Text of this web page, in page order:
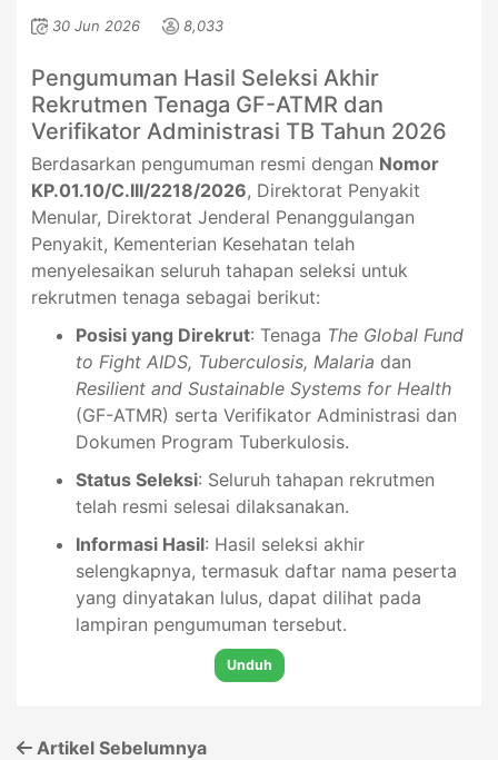
30 Jun 2026 8,033
Pengumuman Hasil Seleksi Akhir
Rekrutmen Tenaga GF-ATMR dan
Verifikator Administrasi TB Tahun 2026
Berdasarkan pengumuman resmi dengan Nomor
KP.01.10/C.III/2218/2026, Direktorat Penyakit
Menular, Direktorat Jenderal Penanggulangan
Penyakit, Kementerian Kesehatan telah
menyelesaikan seluruh tahapan seleksi untuk
rekrutmen tenaga sebagai berikut:
Posisi yang Direkrut: Tenaga The Global Fund
to Fight AIDS, Tuberculosis, Malaria dan
Resilient and Sustainable Systems for Health
(GF-ATMR) serta Verifikator Administrasi dan
Dokumen Program Tuberkulosis.
Status Seleksi: Seluruh tahapan rekrutmen
telah resmi selesai dilaksanakan.
Informasi Hasil: Hasil seleksi akhir
selengkapnya, termasuk daftar nama peserta
yang dinyatakan lulus, dapat dilihat pada
lampiran pengumuman tersebut.
Unduh
Artikel Sebelumnya